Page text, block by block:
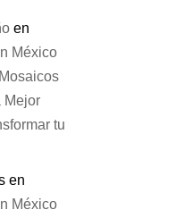
en
México
Mejor
tu
en
México